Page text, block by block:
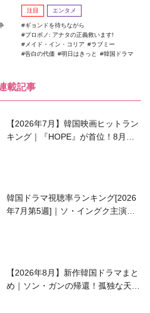
注目 エンタメ
ギョンドを待ちながら
プロボノ: アナタの正義救います!
メイド・イン・コリア
ラブミー
告白の代価
明日はきっと 韓国ドラマ
載記事
【2026年7月】韓国映画ヒットラン
キング｜『HOPE』が首位！8月公
韓国ドラマ視聴率ランキング[2026
年7月第5週]｜ソ・イングク主演の
【2026年8月】新作韓国ドラマまと
め｜ソン・ガンの帰還！孤独な天才